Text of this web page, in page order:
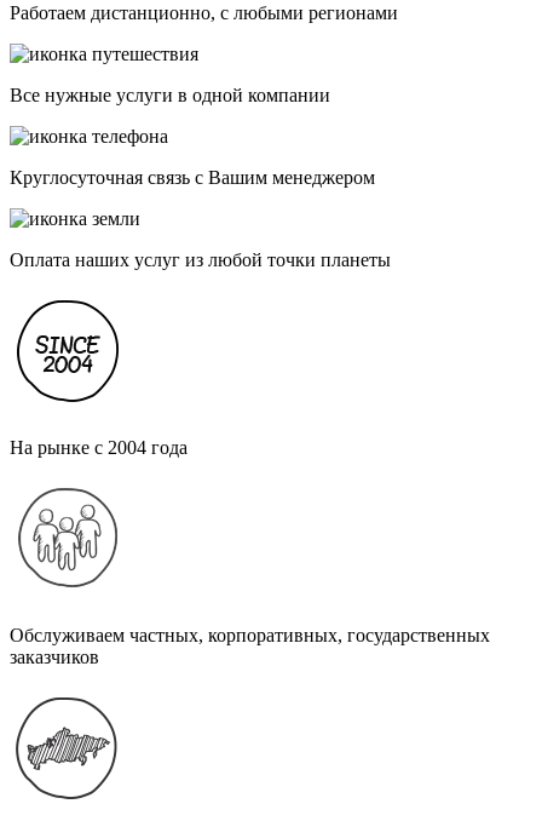
Работаем дистанционно, с любыми регионами
Все нужные услуги в одной компании
Круглосуточная связь с Вашим менеджером
Оплата наших услуг из любой точки планеты
На рынке с 2004 года
Обслуживаем частных, корпоративных, государственных
заказчиков